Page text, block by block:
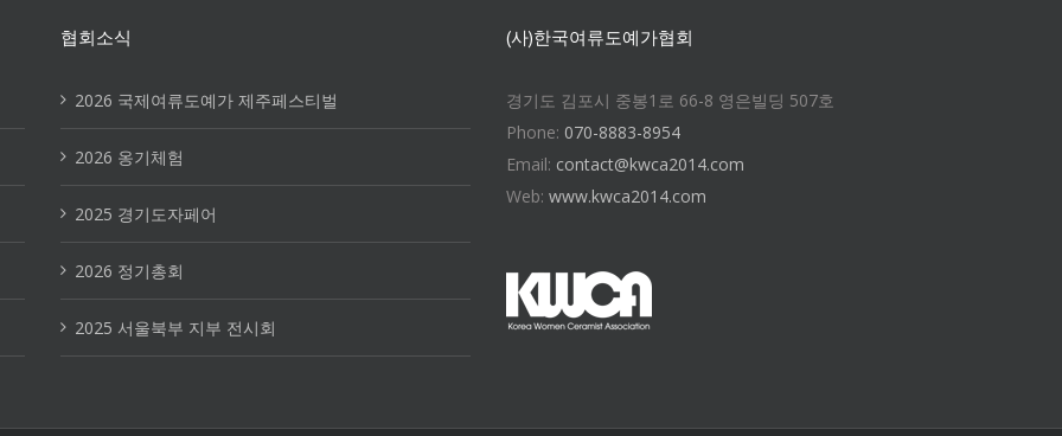
협회소식
2026 국제여류도예가 제주페스티벌
2026 옹기체험
2025 경기도자페어
2026 정기총회
2025 서울북부 지부 전시회
(사)한국여류도예가협회
경기도 김포시 중봉1로 66-8 영은빌딩 507호
Phone: 070-8883-8954
Email: contact@kwca2014.com
Web:www.kwca2014.com